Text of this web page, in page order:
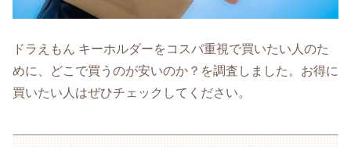
ドラえもん キーホルダーをコスパ重視で買いたい人のた
めに、どこで買うのが安いのか？を調査しました。お得に
買いたい人はぜひチェックしてください。